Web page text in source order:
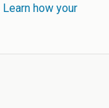
Learn how your